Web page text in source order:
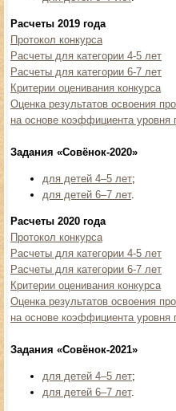
Расчеты 2019 года
Протокол конкурса
Расчеты для категории 4-5 лет
Расчеты для категории 6-7 лет
Критерии оценивания конкурса
Оценка результатов освоения
на основе коэффициента уровня
Задания «Совёнок-2020»
для детей 4–5 лет;
для детей 6–7 лет.
Расчеты 2020 года
Протокол конкурса
Расчеты для категории 4-5 лет
Расчеты для категории 6-7 лет
Критерии оценивания конкурса
Оценка результатов освоения
на основе коэффициента уровня
Задания «Совёнок-2021»
для детей 4–5 лет;
для детей 6–7 лет.